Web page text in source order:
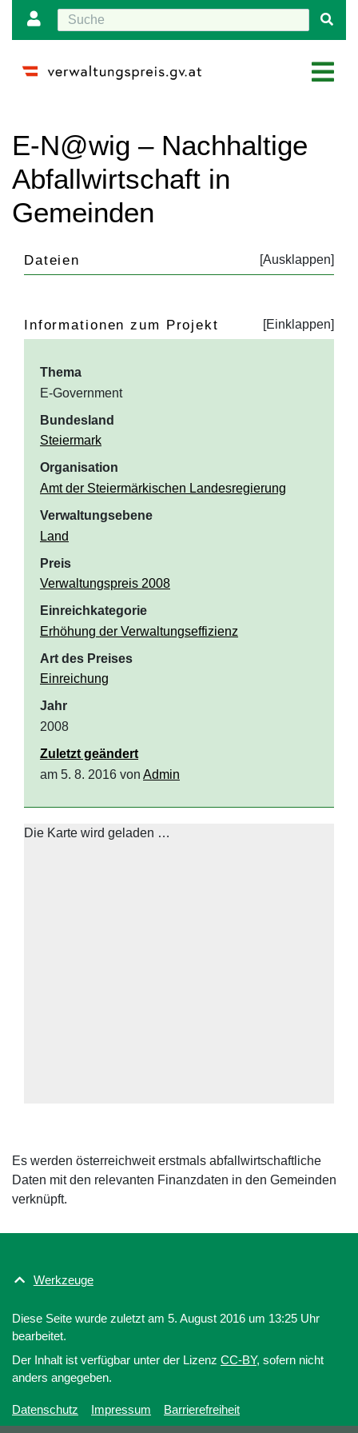
E-N@wig – Nachhaltige
Abfallwirtschaft in
Gemeinden
Dateien
Informationen zum Projekt
Thema
E-Government
Bundesland
Steiermark
Organisation
Amt der Steiermärkischen Landesregierung
Verwaltungsebene
Land
Preis
Verwaltungspreis 2008
Einreichkategorie
Erhöhung der Verwaltungseffizienz
Art des Preises
Einreichung
Jahr
2008
Zuletzt geändert
am 5. 8. 2016 von Admin
Die Karte wird geladen …
Es werden österreichweit erstmals abfallwirtschaftliche
Daten mit den relevanten Finanzdaten in den Gemeinden
verknüpft.
Werkzeuge
Diese Seite wurde zuletzt am 5. August 2016 um 13:25 Uhr
bearbeitet.
Der Inhalt ist verfügbar unter der Lizenz CC-BY, sofern nicht
anders angegeben.
Datenschutz Impressum Barrierefreiheit